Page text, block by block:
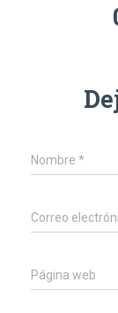
Nombre *
Correo
Página web